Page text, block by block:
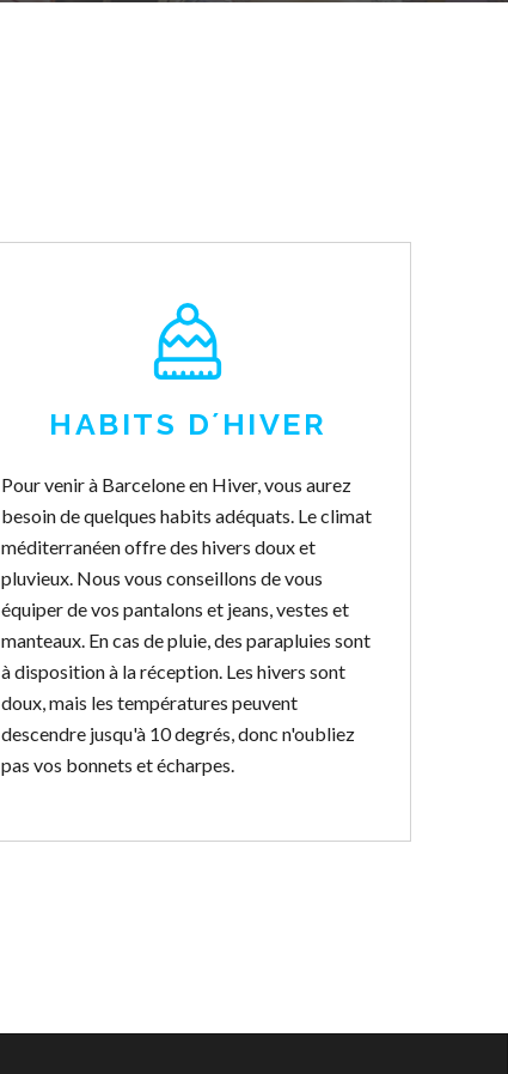
HABITS D´HIVER
Pour venir à Barcelone en Hiver, vous aurez
besoin de quelques habits adéquats. Le climat
méditerranéen offre des hivers doux et
pluvieux. Nous vous conseillons de vous
équiper de vos pantalons et jeans, vestes et
manteaux. En cas de pluie, des parapluies sont
à disposition à la réception. Les hivers sont
doux, mais les températures peuvent
descendre jusqu'à 10 degrés, donc n'oubliez
pas vos bonnets et écharpes.